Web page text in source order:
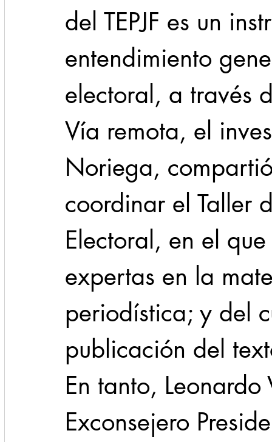
del TEPJF es un
entendimiento
electoral, a través
Vía remota, el
Noriega,
coordinar el Taller
Electoral, en el
expertas en la
periodística; y del
publicación del
En tanto,
Exconsejero